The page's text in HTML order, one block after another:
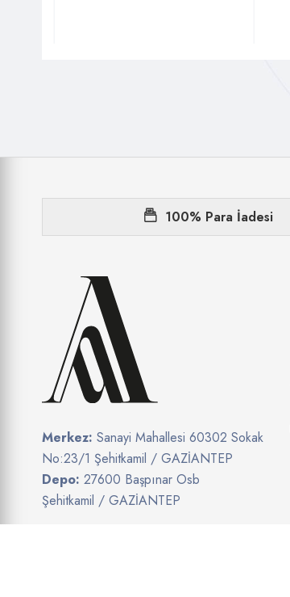
100% Para İadesi
Merkez: Sanayi Mahallesi 60302 Sokak
No:23/1 Şehitkamil / GAZİANTEP
Depo: 27600 Başpınar Osb
Şehitkamil / GAZİANTEP